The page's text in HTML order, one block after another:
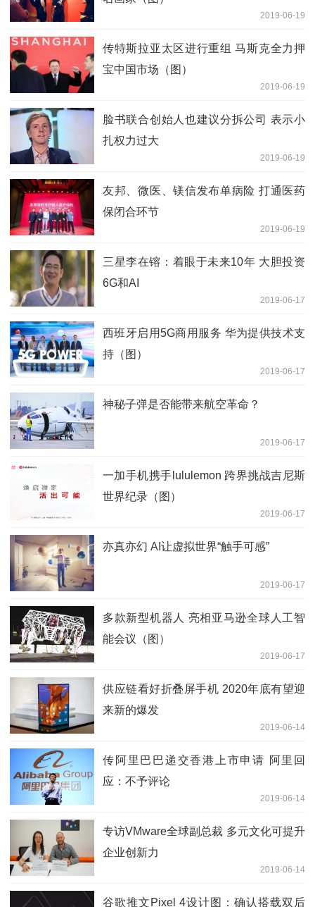
2019-06-19
传特斯拉亚太区进行重组 马斯克全力押
宝中国市场（图）
2019-06-19
脸书联合创始人也建议分拆公司 表示小
扎权力过大
2019-06-19
友邦、微医、镁信发布单病险 打通医药
保闭合环节
2019-06-19
三星李在镕：着眼于未来10年 大胆投资
6G和AI
2019-06-17
西班牙启用5G商用服务 华为提供技术支
持（图）
2019-06-17
神秘子弹是否能带来航空革命？
2019-06-17
一加手机携手lululemon 跨界挑战吉尼斯
世界纪录（图）
2019-06-17
亦真亦幻 AI让虚拟世界“触手可感”
2019-06-17
多款新型机器人 亮相亚马逊全球人工智
能会议（图）
2019-06-17
供应链看好折叠屏手机 2020年底有望迎
来新的爆发
2019-06-14
传阿里巴巴递交香港上市申请 阿里回
应：不予评论
2019-06-14
专访VMware全球副总裁 多元文化可提升
企业创新力
2019-06-14
谷歌推文Pixel 4设计图：确认搭载双后